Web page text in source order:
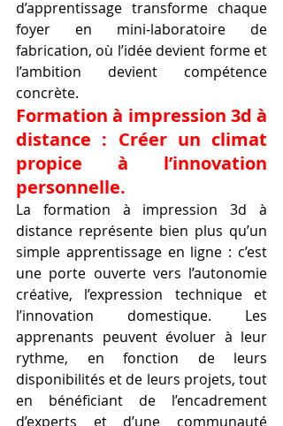
d’apprentissage transforme chaque
foyer en mini-laboratoire de
fabrication, où l’idée devient forme et
l’ambition devient compétence
concrète.
Formation à impression 3d à
distance : Créer un climat
propice à l’innovation
personnelle.
La formation à impression 3d à
distance représente bien plus qu’un
simple apprentissage en ligne : c’est
une porte ouverte vers l’autonomie
créative, l’expression technique et
l’innovation domestique. Les
apprenants peuvent évoluer à leur
rythme, en fonction de leurs
disponibilités et de leurs projets, tout
en bénéficiant de l’encadrement
d’experts et d’une communauté